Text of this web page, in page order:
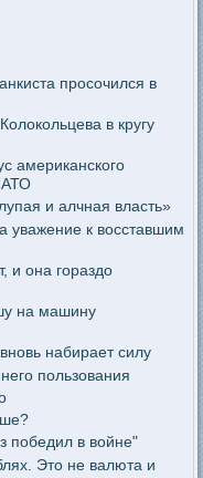
просочился в
в кругу
американского
и алчная власть»
уважение к восставшим
и она гораздо
на машину
набирает силу
пользования
победил в войне"
Это не валюта и